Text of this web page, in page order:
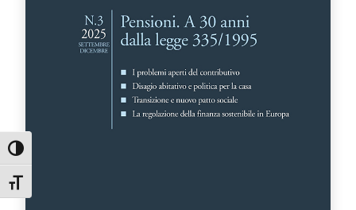
Attiva/disattiva alto contrasto
Attiva/disattiva dimensione testo